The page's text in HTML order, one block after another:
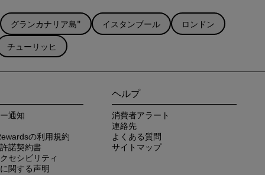
グランカナリア島" イスタンブール
ロンドン
チューリッヒ
通知
の利用規約
諾契約書
セシビリティ
関する声明
ヘルプ
消費者アラート
連絡先
よくある質問
サイトマップ